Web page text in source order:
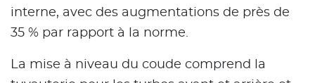
interne, avec des augmentations de près de
35 % par rapport à la norme.
La mise à niveau du coude comprend la